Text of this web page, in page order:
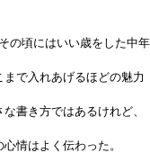
の頃にはいい歳をした中年
で入れあげるほどの魅力
書き方ではあるけれど、
情はよく伝わった。